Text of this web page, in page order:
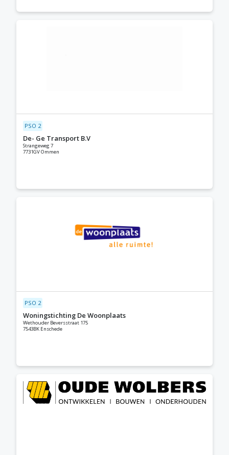
PSO 2
De- Ge Transport B.V
Strangeweg 7
7731GV Ommen
PSO 2
Woningstichting De Woonplaats
Wethouder Beversstraat 175
7543BK Enschede